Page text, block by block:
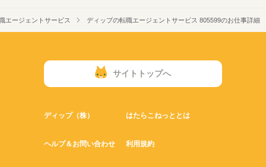
エージェントサービス ディップの転職エージェントサービス 805599のお仕事詳細
サイトトップへ
ディップ（株） はたらこねっととは
ヘルプ＆お問い合わせ 利用規約